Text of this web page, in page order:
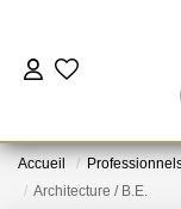
Accueil
Architecture / B.E.